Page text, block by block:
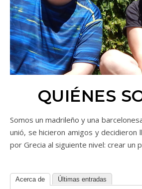
QUIÉNES
Somos un madrileño y una barcelonesa a los que la Historia
unió, se hicieron amigos y decidieron
por Grecia al siguiente nivel: crear un
Acerca de Últimas entradas